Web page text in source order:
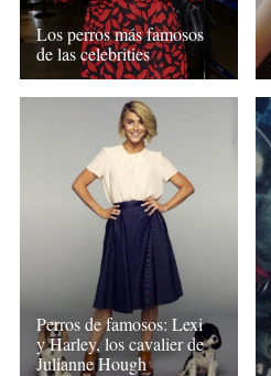
Los perros más famosos
de las celebrities
Perros de famosos: Lexi
y Harley, los cavalier de
Julianne Hough